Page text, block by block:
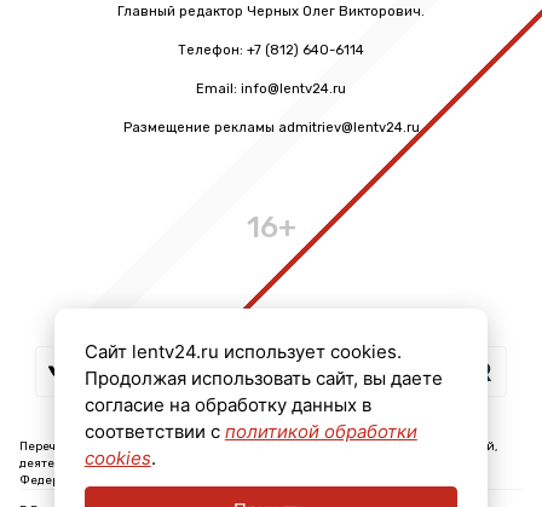
Главный редактор Черных Олег Викторович.
Телефон: +7 (812) 640-6114
Email: info@lentv24.ru
Размещение рекламы admitriev@lentv24.ru
16+
Перечень иностранных и международных неправительственных организаций,
деятельность которых признана нежелательной на территории Российской
Федерации: ↓
Сайт lentv24.ru использует cookies.
Продолжая использовать сайт, вы даете
согласие на обработку данных в
соответствии с политикой обработки
cookies.